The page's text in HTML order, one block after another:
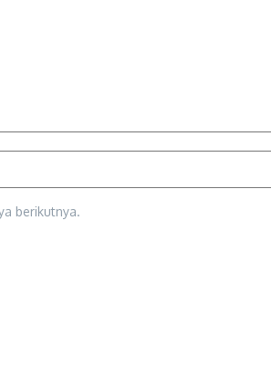
berikutnya.